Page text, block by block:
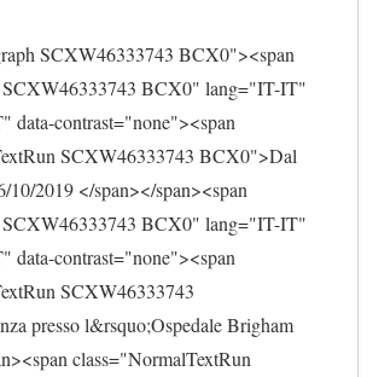
SCXW46333743 BCX0"><span
SCXW46333743 BCX0" lang="IT-IT"
data-contrast="none"><span
SCXW46333743 BCX0">Dal
10/2019 </span></span><span
SCXW46333743 BCX0" lang="IT-IT"
data-contrast="none"><span
SCXW46333743
presso l&rsquo;Ospedale Brigham
class="NormalTextRun